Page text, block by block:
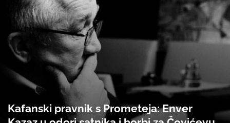
Kafanski pravnik s Prometeja: Enver